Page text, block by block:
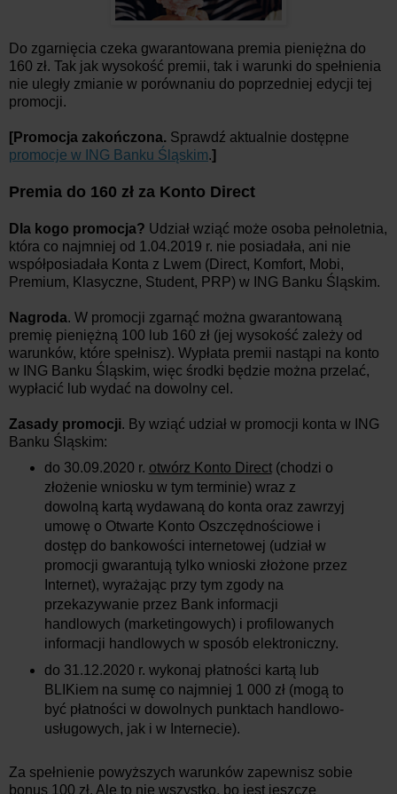
Do zgarnięcia czeka gwarantowana premia pieniężna do
160 zł. Tak jak wysokość premii, tak i warunki do spełnienia
nie uległy zmianie w porównaniu do poprzedniej edycji tej
promocji.
[Promocja zakończona. Sprawdź aktualnie dostępne
promocje w ING Banku Śląskim.]
Premia do 160 zł za Konto Direct
Dla kogo promocja? Udział wziąć może osoba pełnoletnia,
która co najmniej od 1.04.2019 r. nie posiadała, ani nie
współposiadała Konta z Lwem (Direct, Komfort, Mobi,
Premium, Klasyczne, Student, PRP) w ING Banku Śląskim.
Nagroda. W promocji zgarnąć można gwarantowaną
premię pieniężną 100 lub 160 zł (jej wysokość zależy od
warunków, które spełnisz). Wypłata premii nastąpi na konto
w ING Banku Śląskim, więc środki będzie można przelać,
wypłacić lub wydać na dowolny cel.
Zasady promocji. By wziąć udział w promocji konta w ING
Banku Śląskim:
do 30.09.2020 r. otwórz Konto Direct(chodzi o
złożenie wniosku w tym terminie) wraz z
dowolną kartą wydawaną do konta oraz zawrzyj
umowę o Otwarte Konto Oszczędnościowe i
dostęp do bankowości internetowej (udział w
promocji gwarantują tylko wnioski złożone przez
Internet), wyrażając przy tym zgody na
przekazywanie przez Bank informacji
handlowych (marketingowych) i profilowanych
informacji handlowych w sposób elektroniczny.
do 31.12.2020 r. wykonaj płatności kartą lub
BLIKiem na sumę co najmniej 1 000 zł (mogą to
być płatności w dowolnych punktach handlowo-
usługowych, jak i w Internecie).
Za spełnienie powyższych warunków zapewnisz sobie
bonus 100 zł. Ale to nie wszystko, bo jest jeszcze